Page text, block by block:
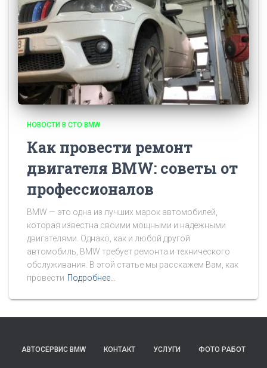
НОВОСТИ В СТО BMW
Как провести ремонт
двигателя BMW: советы от
профессионалов
BMW — это одна из лучших марок автомобилей,
которая известна своими мощными и надежными
двигателями. Однако, как и любой другой
автомобиль, BMW требует ремонта и технического
обслуживания. В этой статье мы расскажем Вам, как
провести Подробнее…
АВТОСЕРВИС BMW КОНТАКТ УСЛУГИ ФОТО РАБОТ